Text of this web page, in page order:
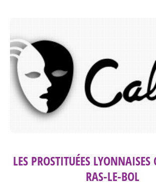
LES PROSTITUÉES LYONNAISES
RAS-LE-BOL